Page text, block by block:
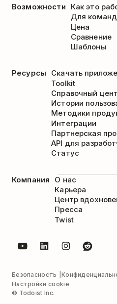
Возможности
Как это
Для команд
Цена
Сравнение
Шаблоны
Ресурсы
Скачать
Toolkit
Справочный
Истории
Методики
Интеграции
Партнерская
API для
Статус
Компания
О нас
Карьера
Центр
Пресса
Twist
Безопасность
Настройки cookie
© Todoist Inc.